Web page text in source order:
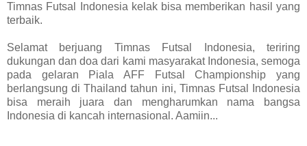
Timnas Futsal Indonesia kelak bisa memberikan hasil yang
terbaik.
Selamat berjuang Timnas Futsal Indonesia, teriring
dukungan dan doa dari kami masyarakat Indonesia, semoga
pada gelaran Piala AFF Futsal Championship yang
berlangsung di Thailand tahun ini, Timnas Futsal Indonesia
bisa meraih juara dan mengharumkan nama bangsa
Indonesia di kancah internasional. Aamiin...